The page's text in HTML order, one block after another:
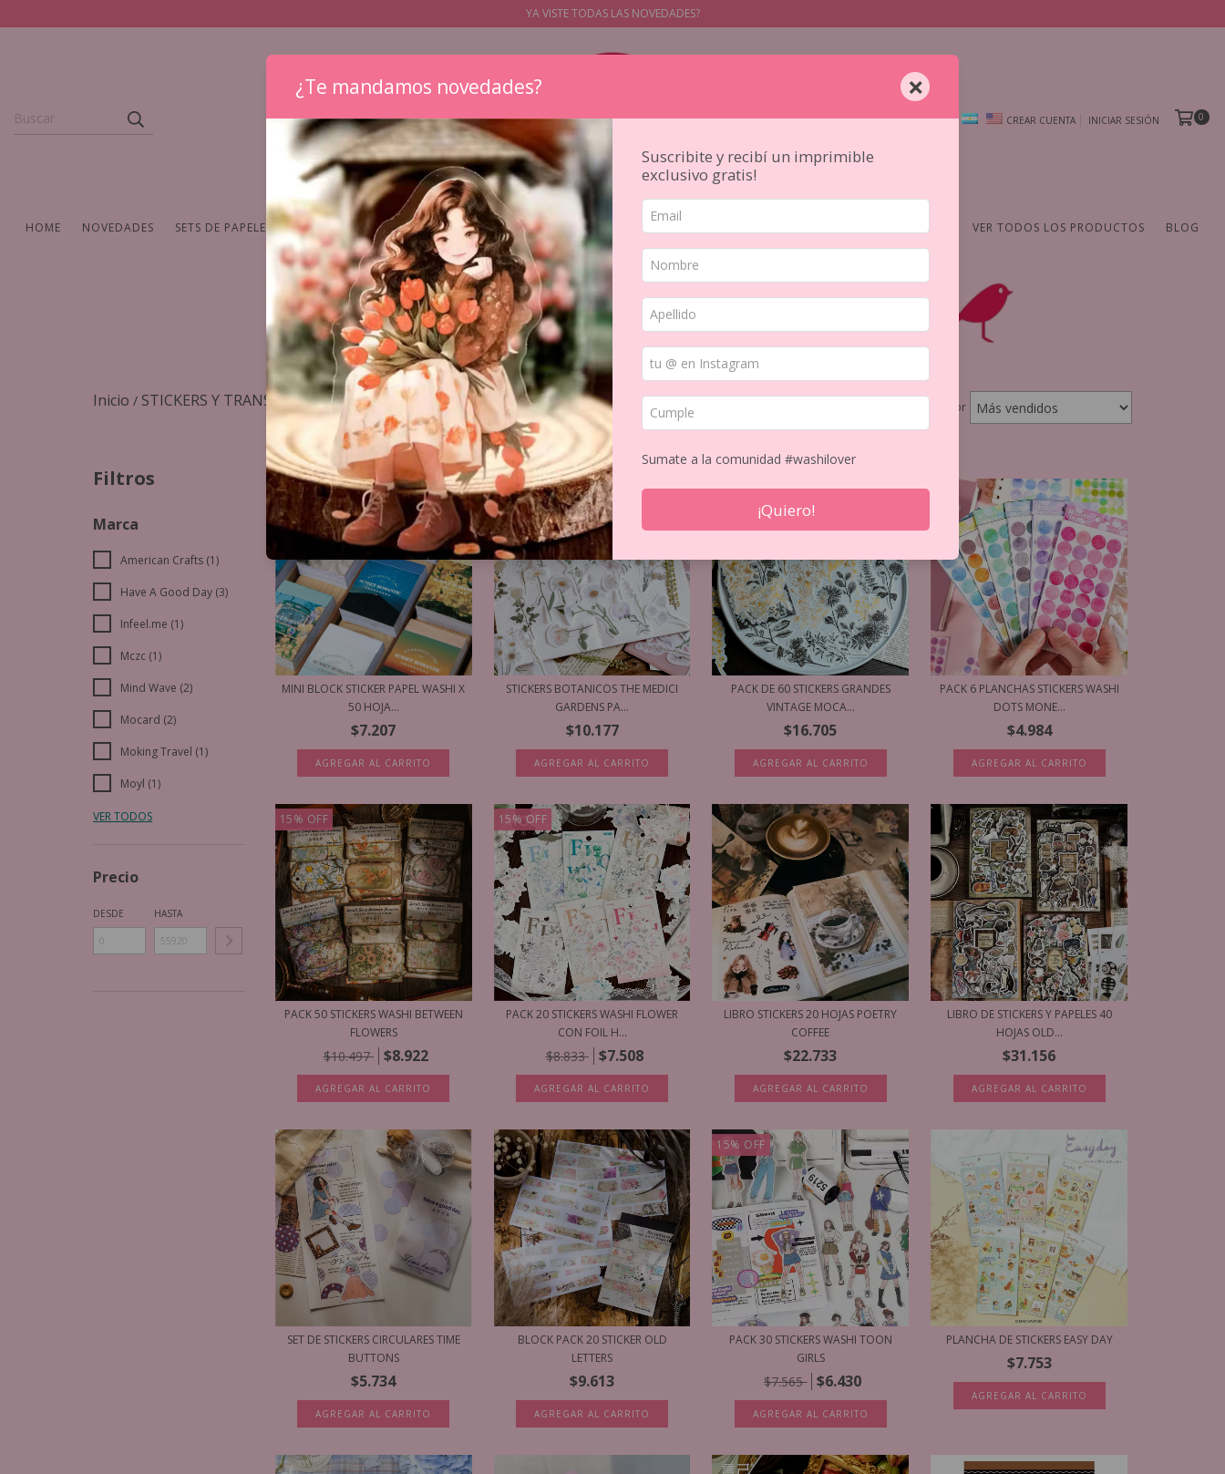
YA VISTE TODAS LAS NOVEDADES?
CREAR CUENTA INICIAR SESIÓN 0
HOME NOVEDADES SETS DE PAPELERIA WASHIS Y CINTAS STICKERS PAPELES SELLOS PAPELERIA JAPONESA DE AUTOR VER TODOS LOS PRODUCTOS BLOG
Inicio / STICKERS Y TRANSFERS / MATERIAL Washi Ordenar por
Filtros
Marca
American Crafts (1)
Have A Good Day (3)
Infeel.me (1)
Mczc (1)
Mind Wave (2)
Mocard (2)
Moking Travel (1)
Moyl (1)
VER TODOS
Precio
DESDE HASTA
MINI BLOCK STICKER PAPEL WASHI X
50 HOJA...
$7.207
AGREGAR AL CARRITO
STICKERS BOTANICOS THE MEDICI
GARDENS PA...
$10.177
AGREGAR AL CARRITO
PACK DE 60 STICKERS GRANDES
VINTAGE MOCA...
$16.705
AGREGAR AL CARRITO
PACK 6 PLANCHAS STICKERS WASHI
DOTS MONE...
$4.984
AGREGAR AL CARRITO
15% OFF
PACK 50 STICKERS WASHI BETWEEN
FLOWERS
$10.497 $8.922
AGREGAR AL CARRITO
15% OFF
PACK 20 STICKERS WASHI FLOWER
CON FOIL H...
$8.833 $7.508
AGREGAR AL CARRITO
LIBRO STICKERS 20 HOJAS POETRY
COFFEE
$22.733
AGREGAR AL CARRITO
LIBRO DE STICKERS Y PAPELES 40
HOJAS OLD...
$31.156
AGREGAR AL CARRITO
SET DE STICKERS CIRCULARES TIME
BUTTONS
$5.734
AGREGAR AL CARRITO
BLOCK PACK 20 STICKER OLD
LETTERS
$9.613
AGREGAR AL CARRITO
15% OFF
PACK 30 STICKERS WASHI TOON
GIRLS
$7.565 $6.430
AGREGAR AL CARRITO
PLANCHA DE STICKERS EASY DAY
$7.753
AGREGAR AL CARRITO
¿Te mandamos novedades? ×
Suscribite y recibí un imprimible
exclusivo gratis!
Sumate a la comunidad #washilover
¡Quiero!